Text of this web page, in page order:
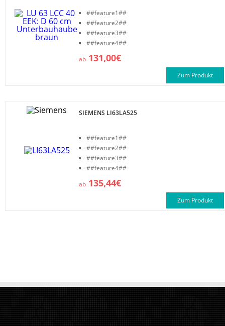
##feature1##
##feature2##
##feature3##
##feature4##
ab 131,00€
Zum Produkt
SIEMENS LI63LA525
##feature1##
##feature2##
##feature3##
##feature4##
ab 135,44€
Zum Produkt